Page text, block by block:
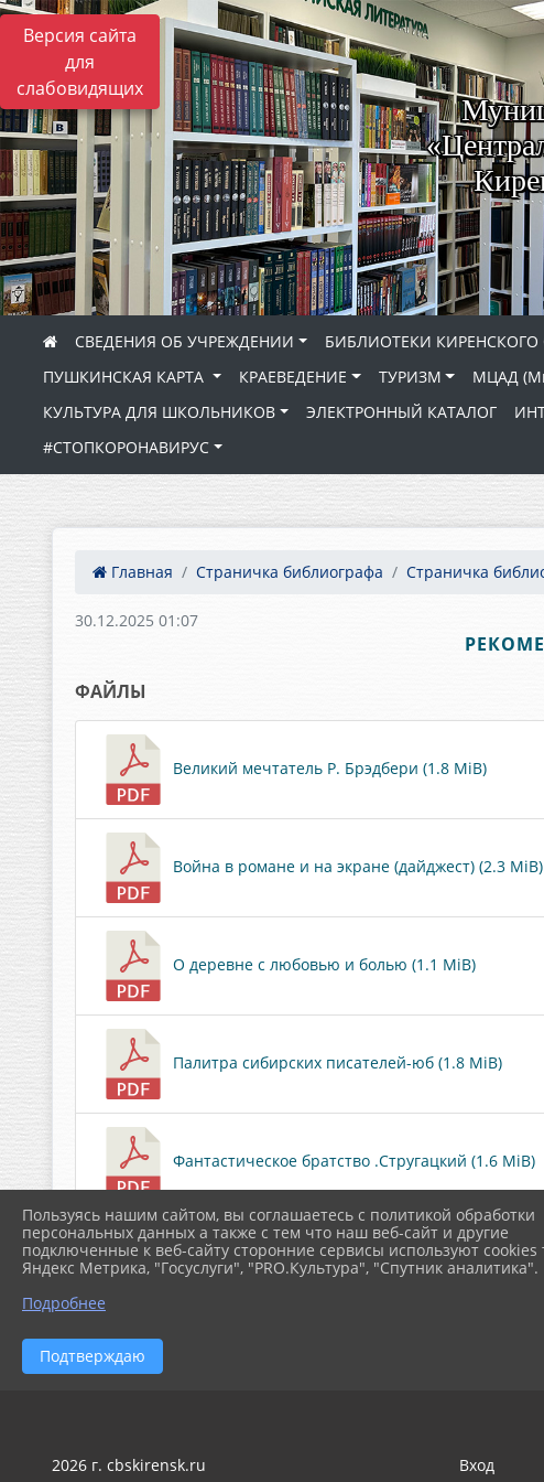
Версия сайта
для
слабовидящих
СВЕДЕНИЯ ОБ УЧРЕЖДЕНИИ БИБЛИОТЕКИ КИРЕНСКОГО
ПУШКИНСКАЯ КАРТА
КРАЕВЕДЕНИЕ ТУРИЗМ МЦАД
КУЛЬТУРА ДЛЯ ШКОЛЬНИКОВ
ЭЛЕКТРОННЫЙ КАТАЛОГ
#СТОПКОРОНАВИРУС
Главная Страничка библиографа Страничка
30.12.2025 01:07
ФАЙЛЫ
Великий мечтатель Р. Брэдбери (1.8 MiB)
Война в романе и на экране (дайджест) (2.3 MiB)
О деревне с любовью и болью (1.1 MiB)
Палитра сибирских писателей-юб (1.8 MiB)
Фантастическое братство .Стругацкий (1.6 MiB)
Скачать все
2026 г. cbskirensk.ru Вход
Пользуясь нашим сайтом, вы соглашаетесь с политикой обработки
персональных данных а также с тем что наш веб-сайт и другие
подключенные к веб-сайту сторонние сервисы используют cookies
Яндекс Метрика, "Госуслуги", "PRO.Культура", "Спутник аналитика".
Подробнее
Подтверждаю